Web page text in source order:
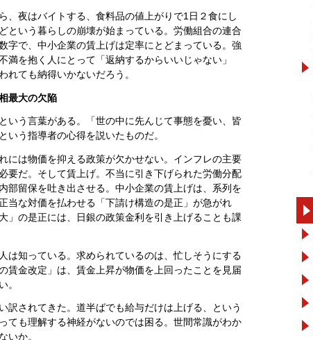
、夜はバイトする、食料品の値上がりで1日２食にし
いう暮らしの崩壊が始まっている。労働組合の連合
字で、中小企業の賃上げは定率にとどまっている。強
満を抱く人にとって「返納するからいいじゃない」
れても納得いかないだろう。
最大の欠陥
いう言葉がある。「世の中に先んじて事態を憂い、皆
いう指導者の心得を説いたものだ。
には物価を抑える政策が欠かせない。インフレの主要
要だ。そして賃上げ。不当に引き下げられた労働分配
部留保を吐き出させる。中小企業の賃上げは、系列を
当な対価を払わせる「下請け構造の是正」が急がれ
」の是正には、日銀の政策金利を引き上げることも課
は知っている。求められているのは、忙しそうにする
賃金改定」は、賃金上昇が物価を上回ったことを見届
。
訳されてきた。道半ばでも給与だけは上げる、という
ても理解する神経がないのでは困る。世間常識がわか
いか。